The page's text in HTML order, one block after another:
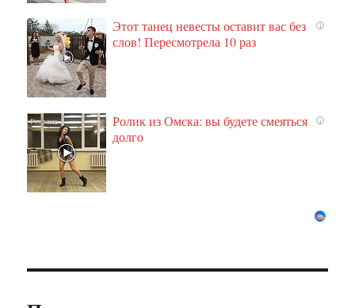
i
Этот танец невесты оставит вас без
слов! Пересмотрела 10 раз
i
Ролик из Омска: вы будете смеяться
долго